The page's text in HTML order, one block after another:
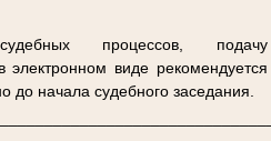
процессов, подачу
электронном виде рекомендуется
до начала судебного заседания.